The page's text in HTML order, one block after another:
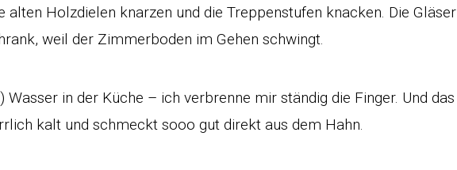
alten Holzdielen knarzen und die Treppenstufen knacken. Die Gläser
weil der Zimmerboden im Gehen schwingt.
Wasser in der Küche – ich verbrenne mir ständig die Finger. Und das
kalt und schmeckt sooo gut direkt aus dem Hahn.